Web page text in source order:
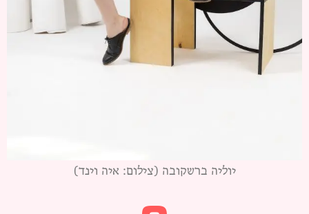
יוליה ברשקובה (צילום: איה וינד)